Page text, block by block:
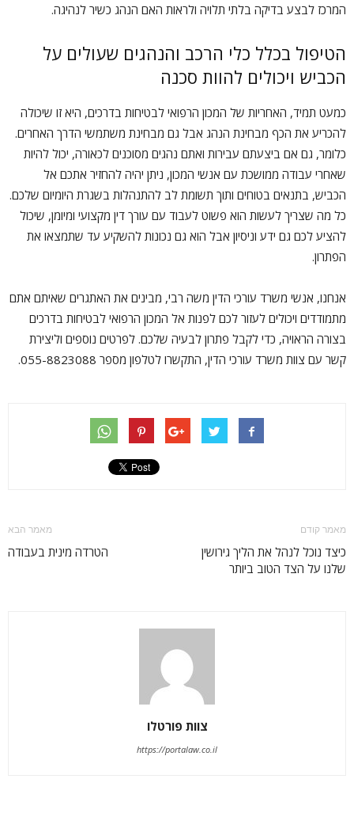
המרכז לבצע בדיקה בלתי תלויה ולראות האם הנהג כשיר לנהיגה.
הטיפול בכלל כלי הרכב והנהגים שעולים על
הכביש ויכולים להוות סכנה
כמעט תמיד, האחריות של המכון הרפואי לבטיחות בדרכים, היא זו שיכולה
להכריע את הכף מבחינת הנהג אבל גם מבחינת משתמשי הדרך האחרים.
כלומר, גם אם ביצעתם עבירות ואתם נהגים מסוכנים לכאורה, יכול להיות
שאחרי עבודה ממושכת עם אנשי המכון, ניתן יהיה להחזיר אתכם אל
הכביש, בתנאים בטוחים ותוך תשומת לב להתנהלות בשגרת היומיום שלכם.
כל מה שצריך לעשות הוא פשוט לעבוד עם עורך דין מקצועי ומיומן, שיכול
להציע לכם גם ידע וניסיון אבל הוא גם נכונות להשקיע עד שתמצאו את
הפתרון.
אנחנו, אנשי משרד עורכי הדין משה רבי, מבינים את האתגרים שאיתם אתם
מתמודדים ויכולים לעזור לכם לפנות אל המכון הרפואי לבטיחות בדרכים
בצורה הראויה, כדי לקבל פתרון לבעיה שלכם. לפרטים נוספים וליצירת
קשר עם צוות משרד עורכי הדין, התקשרו לטלפון מספר 055-8823088.
מאמר קודם
כיצד נוכל לנהל את הליך גירושין
שלנו על הצד הטוב ביותר
מאמר הבא
הטרדה מינית בעבודה
צוות פורטלו
https://portalaw.co.il